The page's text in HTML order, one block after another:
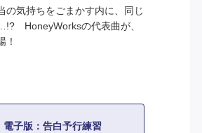
の気持ちをごまかす内に、同じ
HoneyWorksの代表曲が、
！
電子版：告白予行練習